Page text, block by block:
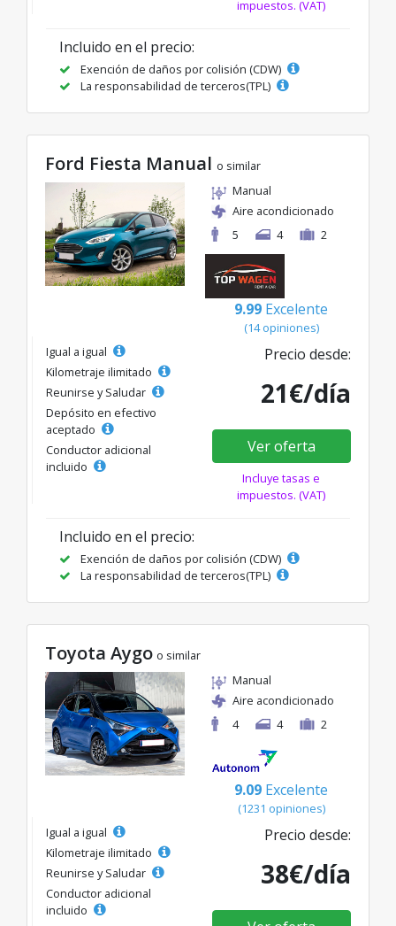
impuestos. (VAT)
Incluido en el precio:
Exención de daños por colisión (CDW)
La responsabilidad de terceros(TPL)
Ford Fiesta Manual o similar
Manual
Aire acondicionado
5
4 2
9.99 Excelente
(14 opiniones)
Igual a igual
Kilometraje ilimitado
Reunirse y Saludar
Depósito en efectivo
aceptado
Conductor adicional
incluido
Precio desde:
21€/día
Ver oferta
Incluye tasas e
impuestos. (VAT)
Incluido en el precio:
Exención de daños por colisión (CDW)
La responsabilidad de terceros(TPL)
Toyota Aygo o similar
Manual
Aire acondicionado
4
4 2
9.09 Excelente
(1231 opiniones)
Igual a igual
Kilometraje ilimitado
Reunirse y Saludar
Conductor adicional
incluido
Precio desde:
38€/día